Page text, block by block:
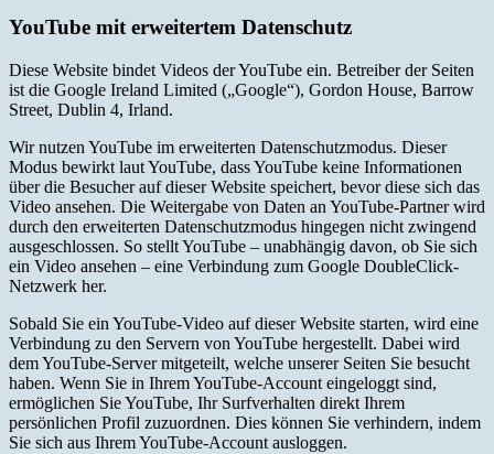
YouTube mit erweitertem Datenschutz
Diese Website bindet Videos der YouTube ein. Betreiber der Seiten
ist die Google Ireland Limited („Google“), Gordon House, Barrow
Street, Dublin 4, Irland.
Wir nutzen YouTube im erweiterten Datenschutzmodus. Dieser
Modus bewirkt laut YouTube, dass YouTube keine Informationen
über die Besucher auf dieser Website speichert, bevor diese sich das
Video ansehen. Die Weitergabe von Daten an YouTube-Partner wird
durch den erweiterten Datenschutzmodus hingegen nicht zwingend
ausgeschlossen. So stellt YouTube – unabhängig davon, ob Sie sich
ein Video ansehen – eine Verbindung zum Google DoubleClick-
Netzwerk her.
Sobald Sie ein YouTube-Video auf dieser Website starten, wird eine
Verbindung zu den Servern von YouTube hergestellt. Dabei wird
dem YouTube-Server mitgeteilt, welche unserer Seiten Sie besucht
haben. Wenn Sie in Ihrem YouTube-Account eingeloggt sind,
ermöglichen Sie YouTube, Ihr Surfverhalten direkt Ihrem
persönlichen Profil zuzuordnen. Dies können Sie verhindern, indem
Sie sich aus Ihrem YouTube-Account ausloggen.